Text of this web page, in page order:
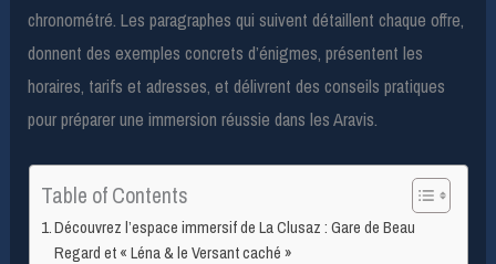
chronométré. Les paragraphes qui suivent détaillent chaque offre,
donnent des exemples concrets d’énigmes, présentent les
horaires, tarifs et adresses, et délivrent des conseils pratiques
pour préparer une immersion réussie dans les Aravis.
Table of Contents
Découvrez l’espace immersif de La Clusaz : Gare de Beau
Regard et « Léna & le Versant caché »